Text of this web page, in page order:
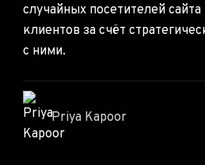
случайных посетителей
клиентов за счёт
с ними.
Priya Kapoor